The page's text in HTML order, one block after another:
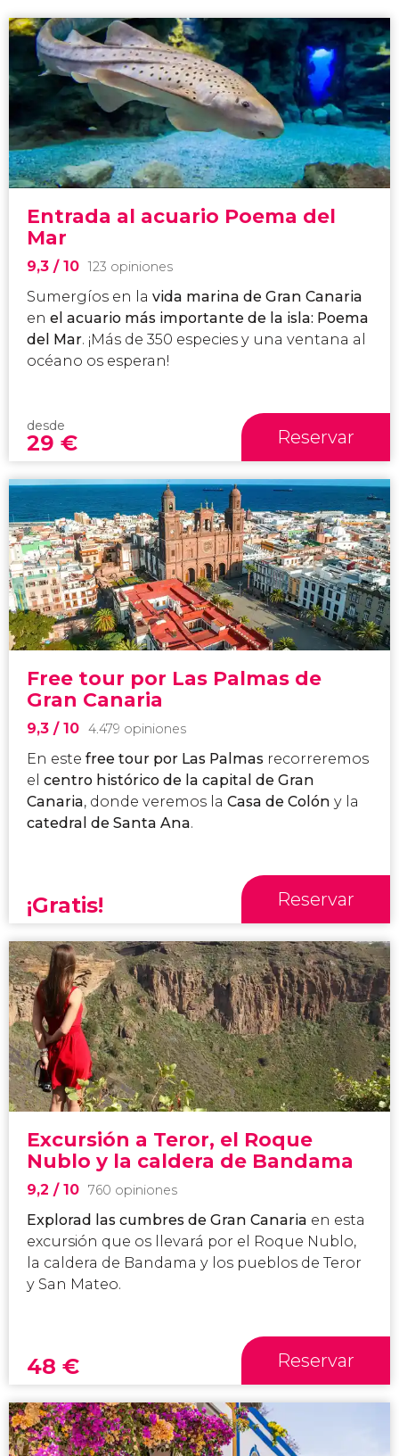
Entrada al acuario Poema del
Mar
9,3 / 10 123 opiniones
Sumergíos en la vida marina de Gran Canaria
en el acuario más importante de la isla: Poema
del Mar. ¡Más de 350 especies y una ventana al
océano os esperan!
desde
29 € Reservar
Free tour por Las Palmas de
Gran Canaria
9,3 / 10 4.479 opiniones
En este free tour por Las Palmas recorreremos
el centro histórico de la capital de Gran
Canaria, donde veremos la Casa de Colón y la
catedral de Santa Ana.
¡Gratis! Reservar
Excursión a Teror, el Roque
Nublo y la caldera de Bandama
9,2 / 10 760 opiniones
Explorad las cumbres de Gran Canaria en esta
excursión que os llevará por el Roque Nublo,
la caldera de Bandama y los pueblos de Teror
y San Mateo.
48 € Reservar